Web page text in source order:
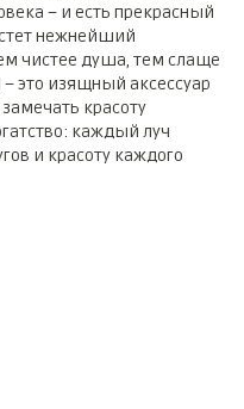
– и есть прекрасный
нежнейший
чистее душа, тем слаще
это изящный аксессуар
красоту
каждый луч
и красоту каждого